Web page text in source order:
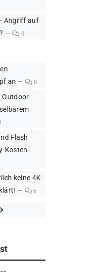
Angriff auf
0
an
0
Outdoor-
Flash
Kosten
keine 4K-
6